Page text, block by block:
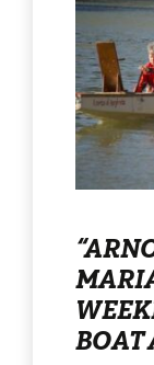
BOAT